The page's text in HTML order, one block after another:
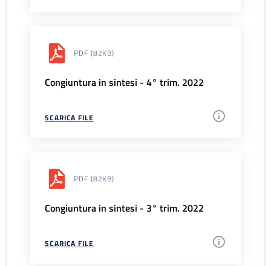
PDF (82KB)
Congiuntura in sintesi - 4° trim. 2022
SCARICA FILE
PDF (82KB)
Congiuntura in sintesi - 3° trim. 2022
SCARICA FILE